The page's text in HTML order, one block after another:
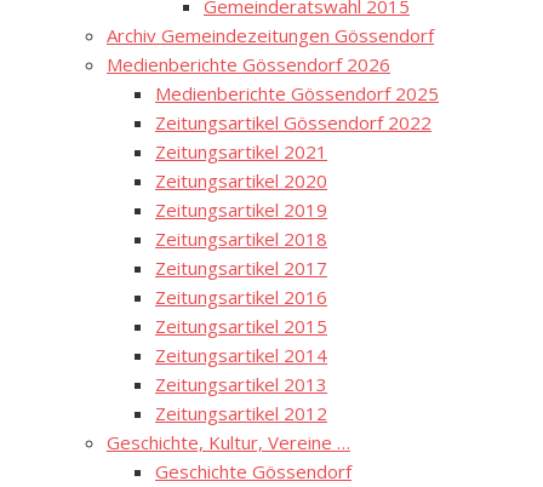
Gemeinderatswahl 2015
Archiv Gemeindezeitungen Gössendorf
Medienberichte Gössendorf 2026
Medienberichte Gössendorf 2025
Zeitungsartikel Gössendorf 2022
Zeitungsartikel 2021
Zeitungsartikel 2020
Zeitungsartikel 2019
Zeitungsartikel 2018
Zeitungsartikel 2017
Zeitungsartikel 2016
Zeitungsartikel 2015
Zeitungsartikel 2014
Zeitungsartikel 2013
Zeitungsartikel 2012
Geschichte, Kultur, Vereine …
Geschichte Gössendorf